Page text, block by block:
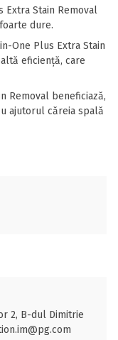
Stain Removal
dure.
One Plus Extra Stain
eficiență, care
Removal beneficiază,
ajutorul căreia spală
2, B-dul Dimitrie